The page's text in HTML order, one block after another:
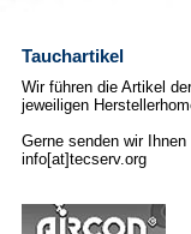
Tauchartikel
Wir führen die Artikel
jeweiligen
Gerne senden wir
info[at]tecserv.org